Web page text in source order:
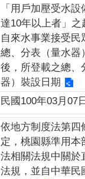
「用戶加壓受水
達10年以上者」之
自來水事業接受民
總、分表（量水器
後，所登載之總、
器）裝設日期
民國100年03月07日
依地方制度法第四
定，桃園縣準用本
法相關法規中關於
法規，並自中華民